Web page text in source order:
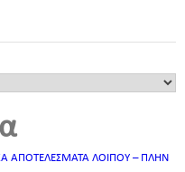
ΑΠΟΤΕΛΕΣΜΑΤΑ ΛΟΙΠΟΥ – ΠΛΗΝ